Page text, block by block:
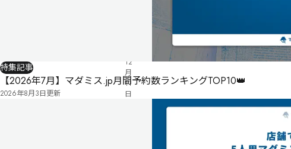
12
月
11
日
特集記事
【2026年7月】マダミス.jp月間予約数ランキングTOP10👑
2026年8月3日更新